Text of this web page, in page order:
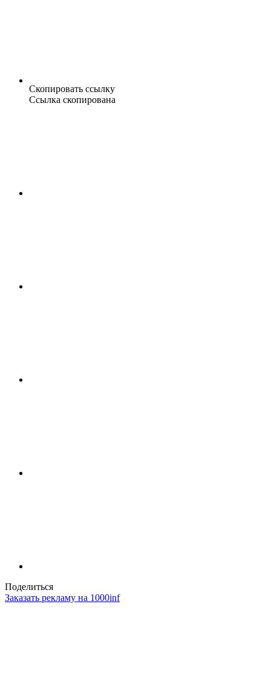
Скопировать ссылку
Ссылка скопирована
Поделиться
Заказать рекламу на 1000inf